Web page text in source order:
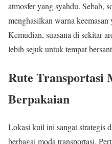
atmosfer yang syahdu. Sebab,
menghasilkan warna
Kemudian, suasana di sekitar
lebih sejuk untuk tempat
Rute Transportasi
Berpakaian
Lokasi kuil ini sangat strategis
berbagai moda transportasi.